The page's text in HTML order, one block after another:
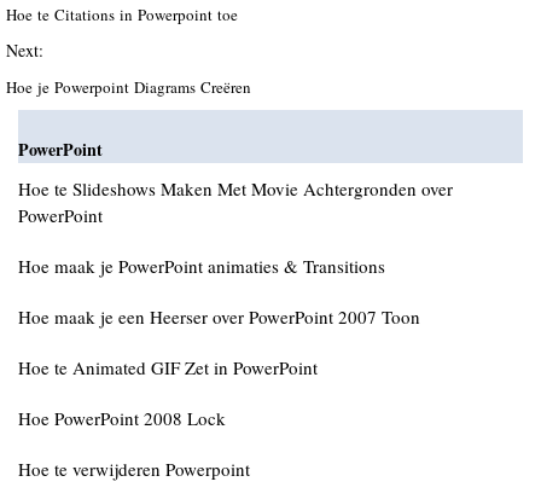
Hoe te Citations in Powerpoint toe
Next:
Hoe je Powerpoint Diagrams Creëren
PowerPoint
Hoe te Slideshows Maken Met Movie Achtergronden over
PowerPoint
Hoe maak je PowerPoint animaties & Transitions
Hoe maak je een Heerser over PowerPoint 2007 Toon
Hoe te Animated GIF Zet in PowerPoint
Hoe PowerPoint 2008 Lock
Hoe te verwijderen Powerpoint